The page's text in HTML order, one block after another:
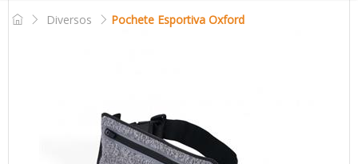
Diversos Pochete Esportiva Oxford